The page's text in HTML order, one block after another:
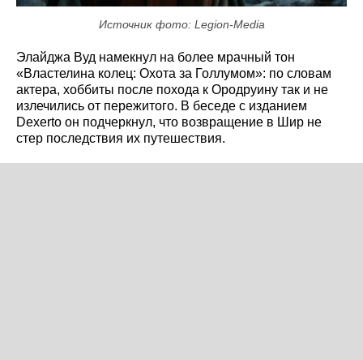
Источник фото: Legion-Media
Элайджа Вуд намекнул на более мрачный тон
«Властелина колец: Охота за Голлумом»: по словам
актера, хоббиты после похода к Ородруину так и не
излечились от пережитого. В беседе с изданием
Dexerto он подчеркнул, что возвращение в Шир не
стер последствия их путешествия.